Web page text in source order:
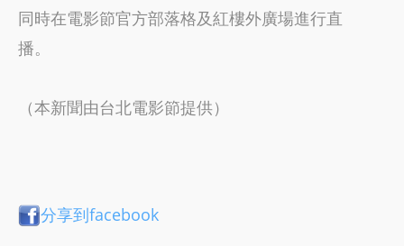
同時在電影節官方部落格及紅樓外廣場進行直
播。
（本新聞由台北電影節提供）
分享到facebook